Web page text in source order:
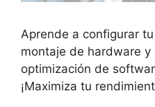
Aprende a configurar
montaje de hardware y
optimización de
¡Maximiza tu